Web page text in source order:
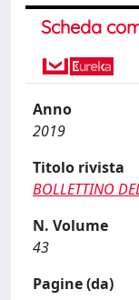
Scheda
Anno
2019
Titolo rivista
BOLLETTINO
N. Volume
43
Pagine (da)